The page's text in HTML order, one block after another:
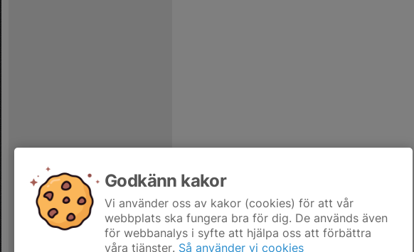
Godkänn kakor
Vi använder oss av kakor (cookies) för att vår
webbplats ska fungera bra för dig. De används även
för webbanalys i syfte att hjälpa oss att förbättra
våra tjänster. Så använder vi cookies